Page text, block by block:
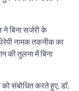
ने बिना सर्जरी के
नामक तकनीक का
की तुलना में बिना
को संबोधित करते हुए, डॉ.